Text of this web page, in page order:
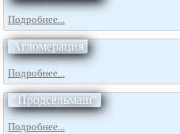
Подробнее...
Агломерация
Подробнее...
"Продсельмаш"
Подробнее...